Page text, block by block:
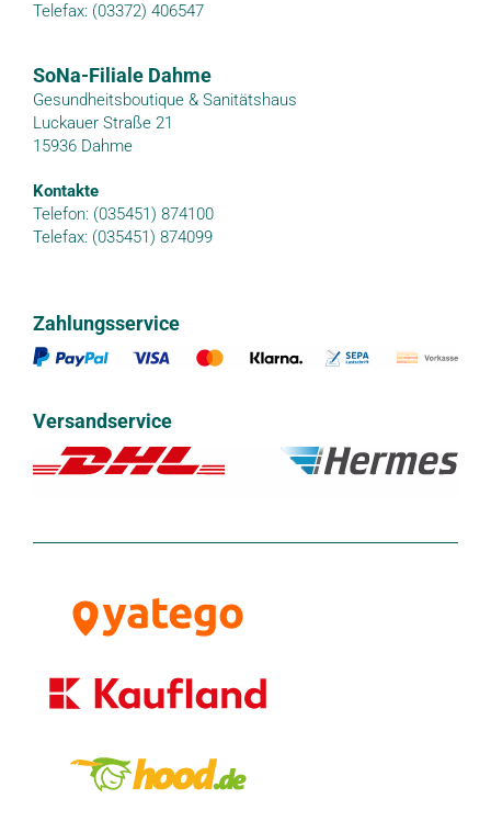
Telefax: (03372) 406547
SoNa-Filiale Dahme
Gesundheitsboutique & Sanitätshaus
Luckauer Straße 21
15936 Dahme
Kontakte
Telefon: (035451) 874100
Telefax: (035451) 874099
Zahlungsservice
Versandservice